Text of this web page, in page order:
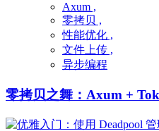
Axum ,
零拷贝 ,
性能优化 ,
文件上传 ,
异步编程
零拷贝之舞：Axum +